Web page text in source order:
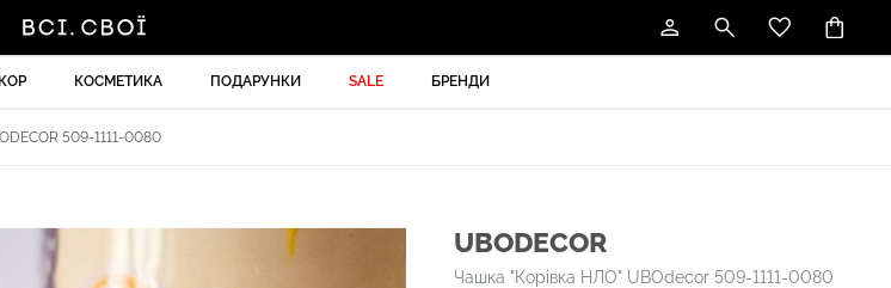
КОСМЕТИКА ПОДАРУНКИ SALE БРЕНДИ
509-1111-0080
UBODECOR
Чашка "Корівка НЛО" UBOdecor 509-1111-0080